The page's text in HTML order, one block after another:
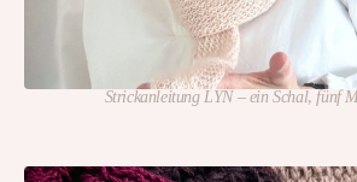
Strickanleitung LYN – ein Schal, fünf